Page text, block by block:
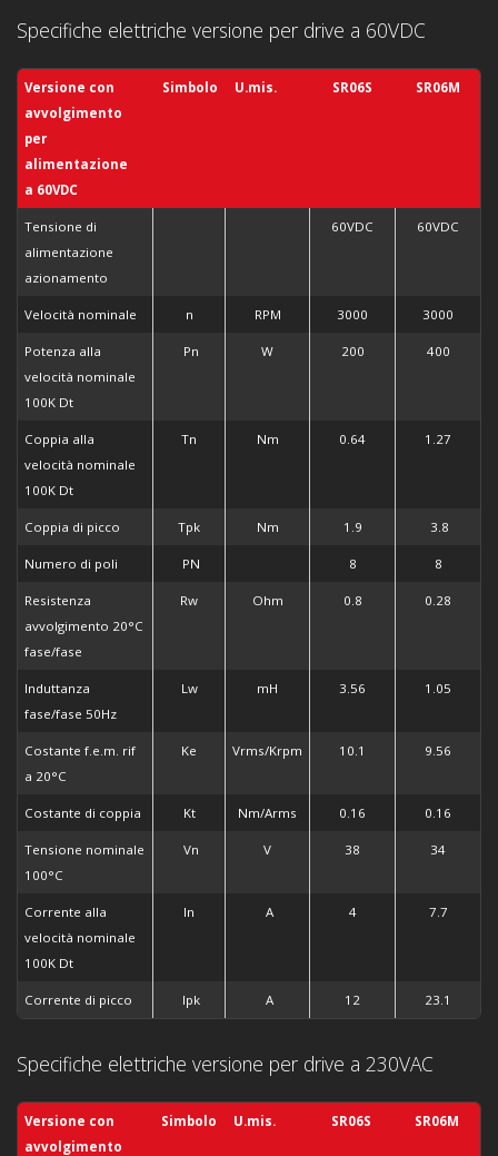
Specifiche elettriche versione per drive a 60VDC
Versione con
avvolgimento
per
alimentazione
a 60VDC
Simbolo U.mis. SR06S SR06M
Tensione di
alimentazione
azionamento
60VDC 60VDC
Velocità nominale n RPM 3000 3000
Potenza alla
velocità nominale
100K Dt
Pn W 200 400
Coppia alla
velocità nominale
100K Dt
Tn Nm 0.64 1.27
Coppia di picco Tpk Nm 1.9 3.8
Numero di poli PN 8 8
Resistenza
avvolgimento 20°C
fase/fase
Rw Ohm 0.8 0.28
Induttanza
fase/fase 50Hz
Lw mH 3.56 1.05
Costante f.e.m. rif
a 20°C
Ke Vrms/Krpm 10.1 9.56
Costante di coppia Kt Nm/Arms 0.16 0.16
Tensione nominale
100°C
Vn V 38 34
Corrente alla
velocità nominale
100K Dt
In A 4 7.7
Corrente di picco Ipk A 12 23.1
Specifiche elettriche versione per drive a 230VAC
Versione con
avvolgimento
Simbolo U.mis. SR06S SR06M